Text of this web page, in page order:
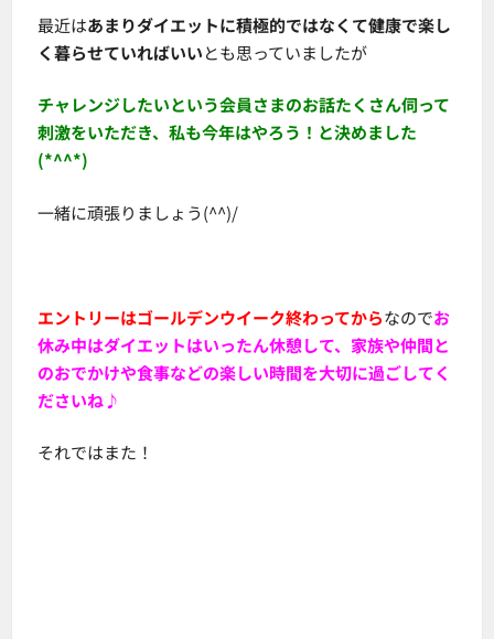
最近はあまりダイエットに積極的ではなくて健康で楽し
く暮らせていればいいとも思っていましたが
チャレンジしたいという会員さまのお話たくさん伺って
刺激をいただき、私も今年はやろう！と決めました
(*^^*)
一緒に頑張りましょう(^^)/
エントリーはゴールデンウイーク終わってからなのでお
休み中はダイエットはいったん休憩して、家族や仲間と
のおでかけや食事などの楽しい時間を大切に過ごしてく
ださいね♪
それではまた！